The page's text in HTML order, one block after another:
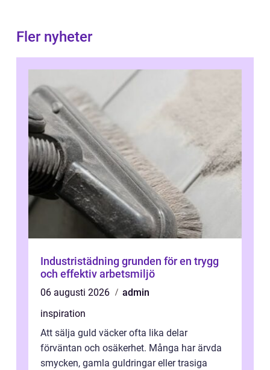
Fler nyheter
Industristädning grunden för en trygg
och effektiv arbetsmiljö
06 augusti 2026
admin
inspiration
Att sälja guld väcker ofta lika delar
förväntan och osäkerhet. Många har ärvda
smycken, gamla guldringar eller trasiga